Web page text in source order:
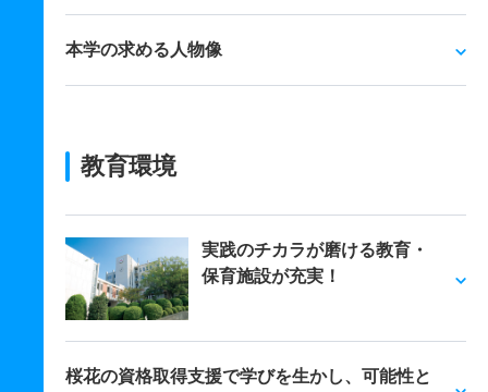
本学の求める人物像
教育環境
実践のチカラが磨ける教育・
保育施設が充実！
桜花の資格取得支援で学びを生かし、可能性と